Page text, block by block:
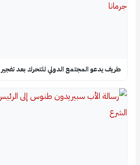
طريف يدعو المجتمع الدولي للتحرك بعد